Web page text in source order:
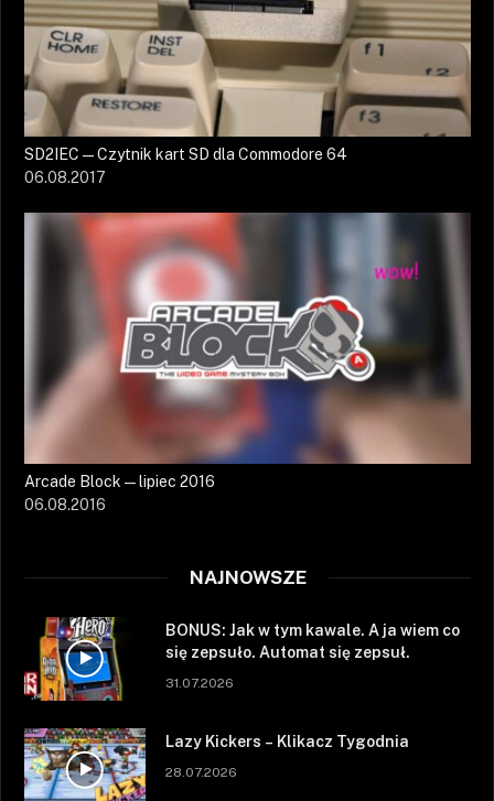
SD2IEC — Czytnik kart SD dla Commodore 64
06.08.2017
Arcade Block — lipiec 2016
06.08.2016
NAJNOWSZE
BONUS: Jak w tym kawale. A ja wiem co
się zepsuło. Automat się zepsuł.
31.07.2026
Lazy Kickers – Klikacz Tygodnia
28.07.2026